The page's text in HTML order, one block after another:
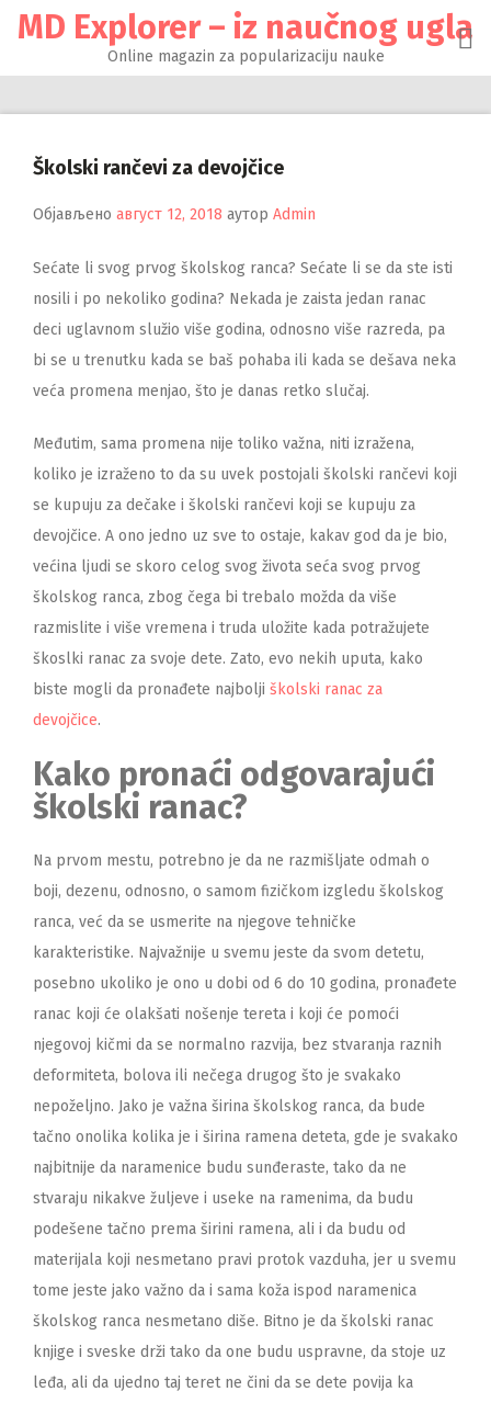
MD Explorer – iz naučnog ugla
Online magazin za popularizaciju nauke
Školski rančevi za devojčice
Објављено август 12, 2018 аутор Admin
Sećate li svog prvog školskog ranca? Sećate li se da ste isti
nosili i po nekoliko godina? Nekada je zaista jedan ranac
deci uglavnom služio više godina, odnosno više razreda, pa
bi se u trenutku kada se baš pohaba ili kada se dešava neka
veća promena menjao, što je danas retko slučaj.
Međutim, sama promena nije toliko važna, niti izražena,
koliko je izraženo to da su uvek postojali školski rančevi koji
se kupuju za dečake i školski rančevi koji se kupuju za
devojčice. A ono jedno uz sve to ostaje, kakav god da je bio,
većina ljudi se skoro celog svog života seća svog prvog
školskog ranca, zbog čega bi trebalo možda da više
razmislite i više vremena i truda uložite kada potražujete
škoslki ranac za svoje dete. Zato, evo nekih uputa, kako
biste mogli da pronađete najbolji školski ranac za
devojčice.
Kako pronaći odgovarajući
školski ranac?
Na prvom mestu, potrebno je da ne razmišljate odmah o
boji, dezenu, odnosno, o samom fizičkom izgledu školskog
ranca, već da se usmerite na njegove tehničke
karakteristike. Najvažnije u svemu jeste da svom detetu,
posebno ukoliko je ono u dobi od 6 do 10 godina, pronađete
ranac koji će olakšati nošenje tereta i koji će pomoći
njegovoj kičmi da se normalno razvija, bez stvaranja raznih
deformiteta, bolova ili nečega drugog što je svakako
nepoželjno. Jako je važna širina školskog ranca, da bude
tačno onolika kolika je i širina ramena deteta, gde je svakako
najbitnije da naramenice budu sunđeraste, tako da ne
stvaraju nikakve žuljeve i useke na ramenima, da budu
podešene tačno prema širini ramena, ali i da budu od
materijala koji nesmetano pravi protok vazduha, jer u svemu
tome jeste jako važno da i sama koža ispod naramenica
školskog ranca nesmetano diše. Bitno je da školski ranac
knjige i sveske drži tako da one budu uspravne, da stoje uz
leđa, ali da ujedno taj teret ne čini da se dete povija ka